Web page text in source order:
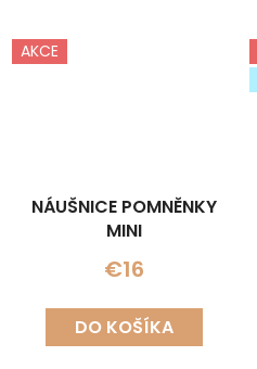
AKCE
NÁUŠNICE POMNĚNKY
MINI
€16
DO KOŠÍKA